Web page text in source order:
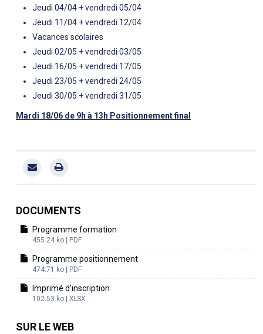
Jeudi 04/04 + vendredi 05/04
Jeudi 11/04 + vendredi 12/04
Vacances scolaires
Jeudi 02/05 + vendredi 03/05
Jeudi 16/05 + vendredi 17/05
Jeudi 23/05 + vendredi 24/05
Jeudi 30/05 + vendredi 31/05
Mardi 18/06 de 9h à 13h Positionnement final
DOCUMENTS
Programme formation
455.24 ko | PDF
Programme positionnement
474.71 ko | PDF
Imprimé d'inscription
102.53 ko | XLSX
SUR LE WEB